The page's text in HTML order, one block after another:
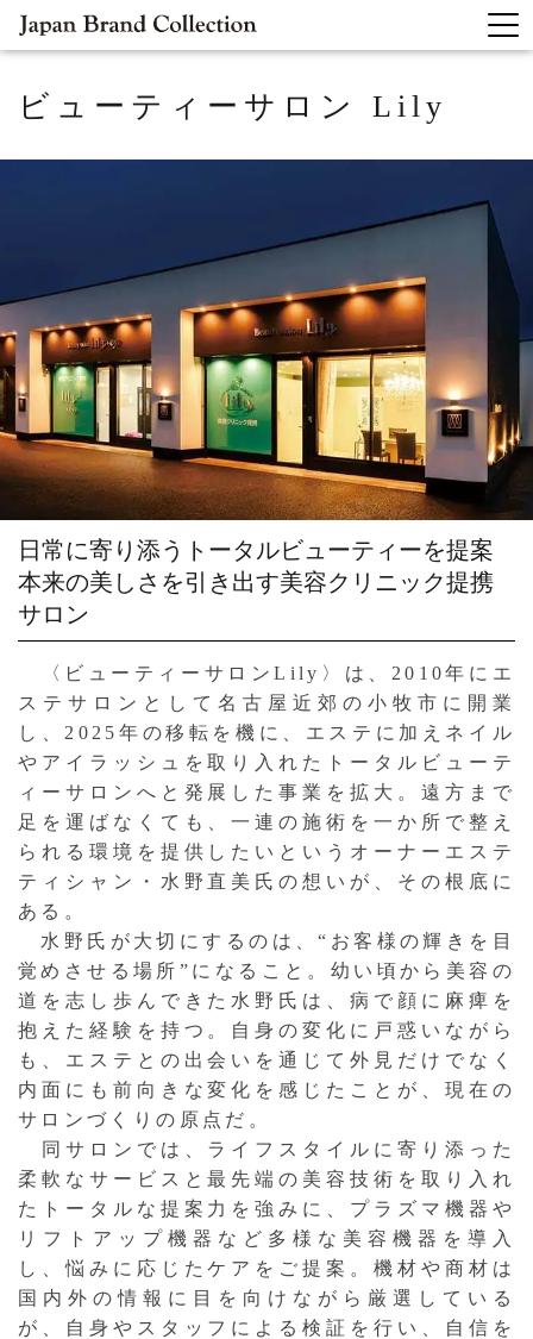
ビューティーサロン Lily
日常に寄り添うトータルビューティーを提案
本来の美しさを引き出す美容クリニック提携
サロン
〈ビューティーサロンLily〉は、2010年にエ
ステサロンとして名古屋近郊の小牧市に開業
し、2025年の移転を機に、エステに加えネイル
やアイラッシュを取り入れたトータルビューテ
ィーサロンへと発展した事業を拡大。遠方まで
足を運ばなくても、一連の施術を一か所で整え
られる環境を提供したいというオーナーエステ
ティシャン・水野直美氏の想いが、その根底に
ある。
水野氏が大切にするのは、“お客様の輝きを目
覚めさせる場所”になること。幼い頃から美容の
道を志し歩んできた水野氏は、病で顔に麻痺を
抱えた経験を持つ。自身の変化に戸惑いながら
も、エステとの出会いを通じて外見だけでなく
内面にも前向きな変化を感じたことが、現在の
サロンづくりの原点だ。
同サロンでは、ライフスタイルに寄り添った
柔軟なサービスと最先端の美容技術を取り入れ
たトータルな提案力を強みに、プラズマ機器や
リフトアップ機器など多様な美容機器を導入
し、悩みに応じたケアをご提案。機材や商材は
国内外の情報に目を向けながら厳選している
が、自身やスタッフによる検証を行い、自信を